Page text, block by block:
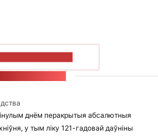
днём перакрытыя абсалютныя
у тым ліку 121-гадовай даўніны